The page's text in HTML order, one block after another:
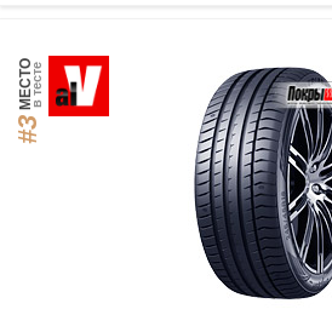
#3
МЕСТОв тесте